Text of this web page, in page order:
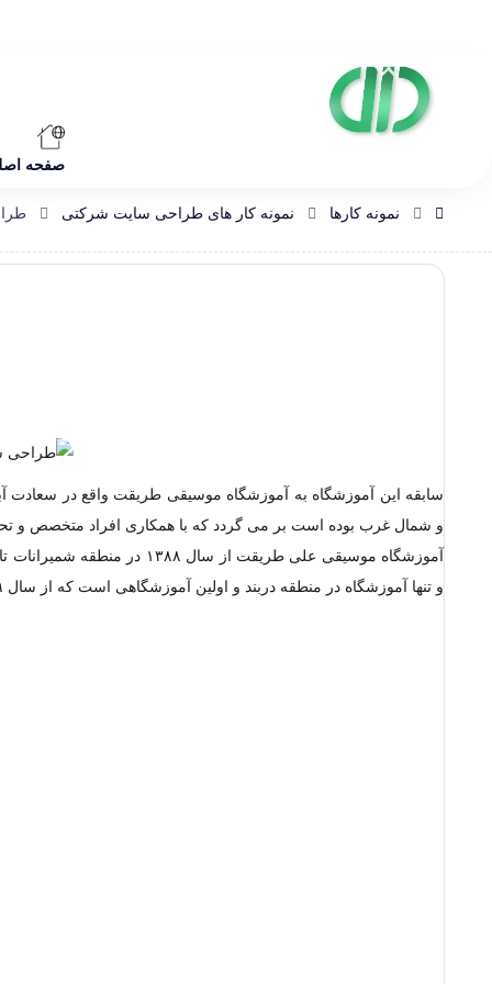
صفحه
نمونه کارها نمونه کار های طراحی سایت شرکتی
و شمال غرب بوده است بر می گردد که با همکاری افراد متخصص و
آموزشگاه موسیقی علی
و تنها آموزشگاه در منطقه دربند و اولین آموزشگاهی است که از سال ۱۳۹۹ موفق به اخذ مجوز دائمی از وزارت فرهنگ و ارشاد اسلامی شده است.